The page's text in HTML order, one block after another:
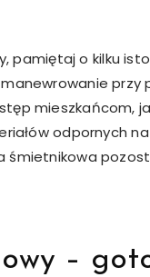
pamiętaj o kilku
przy
mieszkańcom,
odpornych
–